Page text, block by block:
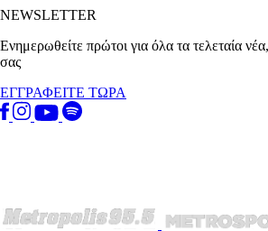
NEWSLETTER
Ενημερωθείτε πρώτοι για όλα τα τελεταία
σας
ΕΓΓΡΑΦΕΙΤΕ ΤΩΡΑ